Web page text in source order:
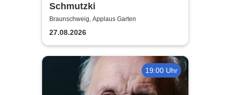
Schmutzki
Braunschweig, Applaus Garten
27.08.2026
19:00 Uhr